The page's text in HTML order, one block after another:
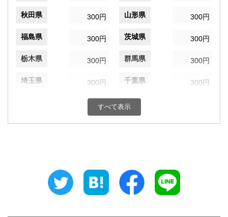
秋田県 300円 山形県 300円
福島県 300円 茨城県 300円
栃木県 300円 群馬県 300円
埼玉県 300円 千葉県 300円
300円 神奈川県
新潟県 300円 富山県 300円
300円 長野県
300円 静岡県
すべて表示